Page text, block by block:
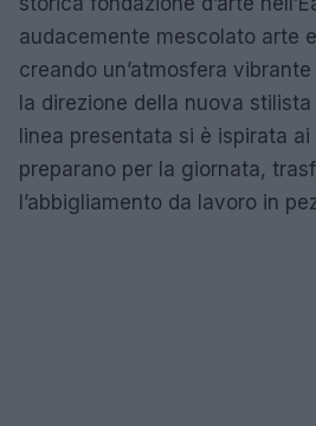
audacemente mescolato arte
creando un’atmosfera
la direzione della nuova stilista
linea presentata si è ispirata
preparano per la giornata,
l’abbigliamento da lavoro in